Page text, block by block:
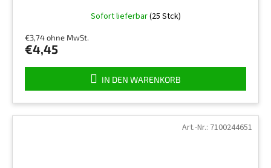
Sofort lieferbar(25 Stck)
€3,74 ohne MwSt.
€4,45
IN DEN WARENKORB
Art.-Nr.: 7100244651